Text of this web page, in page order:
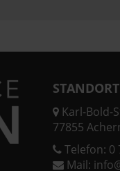
Karl-Bold-
77855
Telefon: 0
Mail: